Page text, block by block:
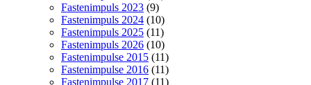
Fastenimpuls 2023 (9)
Fastenimpuls 2024 (10)
Fastenimpuls 2025 (11)
Fastenimpuls 2026 (10)
Fastenimpulse 2015 (11)
Fastenimpulse 2016 (11)
Fastenimpulse 2017 (11)